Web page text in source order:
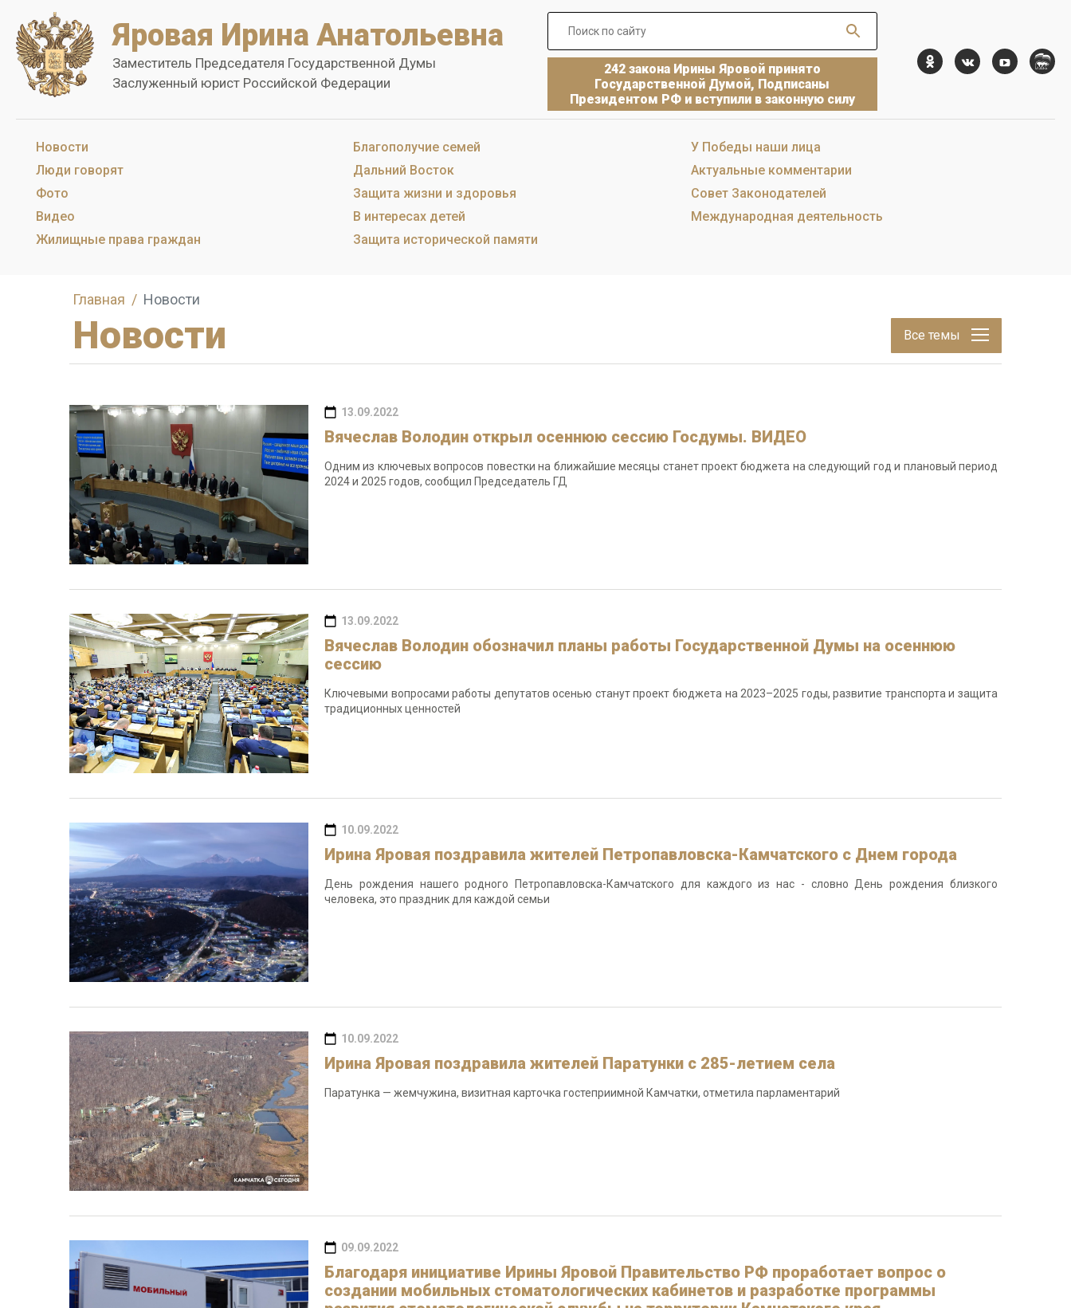
Яровая Ирина Анатольевна
Заместитель Председателя Государственной Думы
Заслуженный юрист Российской Федерации
242 закона Ирины Яровой принято
Государственной Думой, Подписаны
Президентом РФ и вступили в законную силу
Новости
Люди говорят
Фото
Видео
Жилищные права граждан
Благополучие семей
Дальний Восток
Защита жизни и здоровья
В интересах детей
Защита исторической памяти
У Победы наши лица
Актуальные комментарии
Совет Законодателей
Международная деятельность
Главная Новости
Новости Все темы
13.09.2022
Вячеслав Володин открыл осеннюю сессию Госдумы. ВИДЕО
Одним из ключевых вопросов повестки на ближайшие месяцы станет проект бюджета на следующий год и плановый период
2024 и 2025 годов, сообщил Председатель ГД
13.09.2022
Вячеслав Володин обозначил планы работы Государственной Думы на осеннюю
сессию
Ключевыми вопросами работы депутатов осенью станут проект бюджета на 2023–2025 годы, развитие транспорта и защита
традиционных ценностей
10.09.2022
Ирина Яровая поздравила жителей Петропавловска-Камчатского с Днем города
День рождения нашего родного Петропавловска-Камчатского для каждого из нас - словно День рождения близкого
человека, это праздник для каждой семьи
10.09.2022
Ирина Яровая поздравила жителей Паратунки с 285-летием села
Паратунка — жемчужина, визитная карточка гостеприимной Камчатки, отметила парламентарий
09.09.2022
Благодаря инициативе Ирины Яровой Правительство РФ проработает вопрос о
создании мобильных стоматологических кабинетов и разработке программы